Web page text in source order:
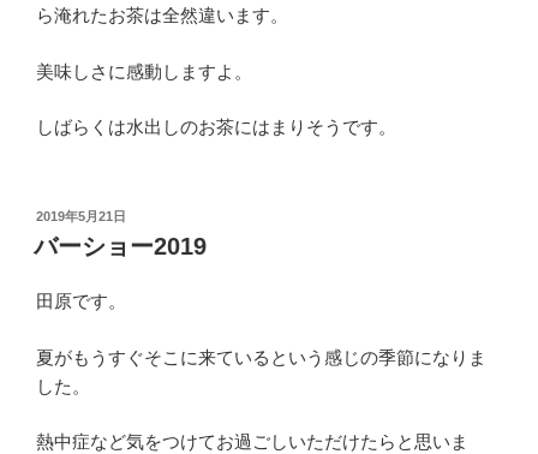
ら淹れたお茶は全然違います。
美味しさに感動しますよ。
しばらくは水出しのお茶にはまりそうです。
投
日:
2019年5月21日
バーショー2019
田原です。
夏がもうすぐそこに来ているという感じの季節になりま
した。
熱中症など気をつけてお過ごしいただけたらと思いま